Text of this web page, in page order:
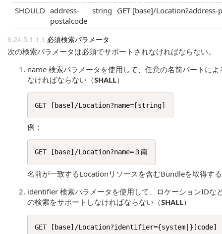
SHOULD address-
postalcode
string GET [base]/
必須検索パラメータ
次の検索パラメータは必須でサポートされなければならない。
name 検索パラメータを使用して、任意の名前パートに
なければならない（SHALL）
例：
名前が一致するLocationリソースを含むBundleを取得す
identifier 検索パラメータを使用して、ロケーションIDな
の検索をサポートしなければならない（SHALL）